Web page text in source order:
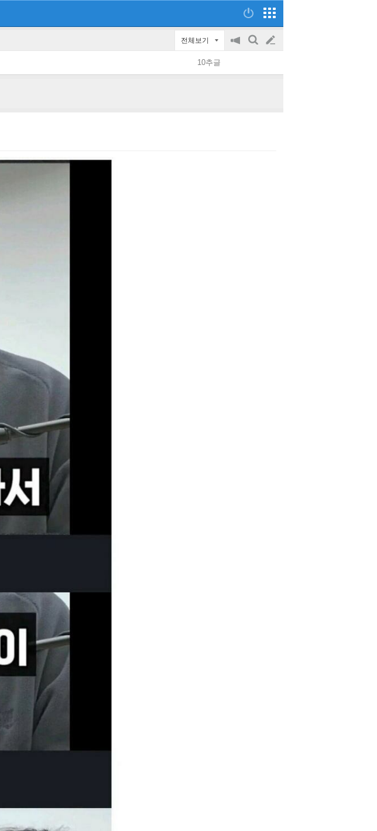
전체보기
공
on/off
검
글
쓰
10추글